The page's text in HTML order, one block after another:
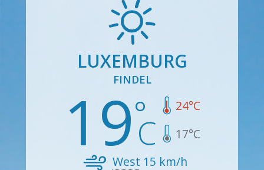
LUXEMBURG
FINDEL
19 24°C
17°C
West 15 km/h